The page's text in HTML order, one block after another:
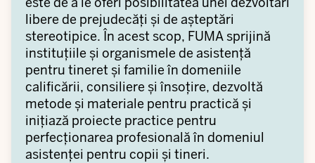
libere de prejudecăți și de așteptări
stereotipice. În acest scop, FUMA sprijină
instituțiile și organismele de asistență
pentru tineret și familie în domeniile
calificării, consiliere și însoțire, dezvoltă
metode și materiale pentru practică și
inițiază proiecte practice pentru
perfecționarea profesională în domeniul
asistenței pentru copii și tineri.